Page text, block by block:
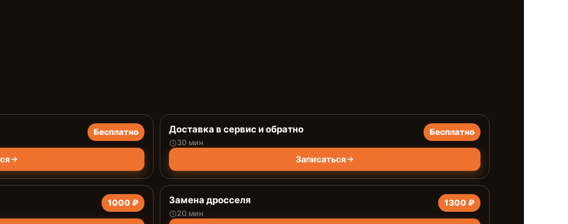
Бесплатно Доставка в сервис и обратно
30 мин
Бесплатно
Записаться
1000 ₽ Замена дросселя
20 мин
1300 ₽